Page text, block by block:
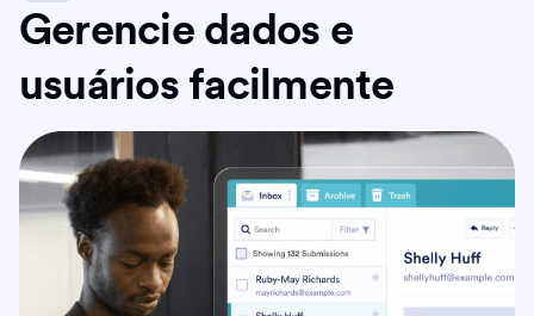
Gerencie dados e
usuários facilmente